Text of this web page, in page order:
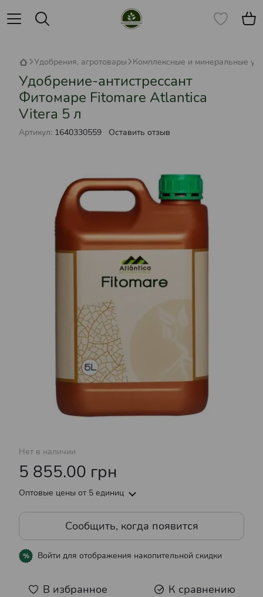
Удобрения, агротовары Комплексные и минеральные
Удобрение-антистрессант
Фитомаре Fitomare Atlantica
Vitera 5 л
Артикул: 1640330559 Оставить отзыв
Нет в наличии
5 855.00 грн
Оптовые цены от 5 единиц
Сообщить, когда появится
% Войти для отображения накопительной скидки
В избранное К сравнению